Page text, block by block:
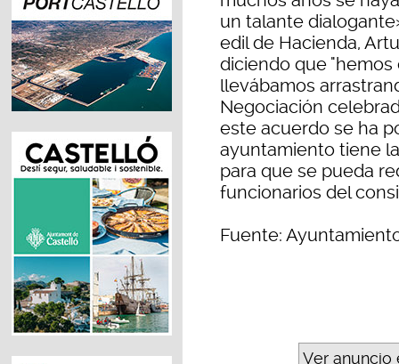
un talante
edil de Hacienda,
diciendo que
llevábamos
Negociación
este acuerdo se ha
ayuntamiento tiene
para que se pueda
funcionarios del
Fuente:
Ver anuncio